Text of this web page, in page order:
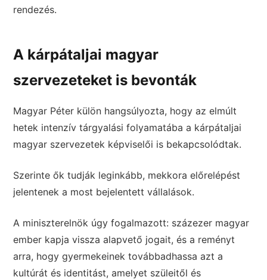
rendezés.
A kárpátaljai magyar
szervezeteket is bevonták
Magyar Péter külön hangsúlyozta, hogy az elmúlt
hetek intenzív tárgyalási folyamatába a kárpátaljai
magyar szervezetek képviselői is bekapcsolódtak.
Szerinte ők tudják leginkább, mekkora előrelépést
jelentenek a most bejelentett vállalások.
A miniszterelnök úgy fogalmazott: százezer magyar
ember kapja vissza alapvető jogait, és a reményt
arra, hogy gyermekeinek továbbadhassa azt a
kultúrát és identitást, amelyet szüleitől és